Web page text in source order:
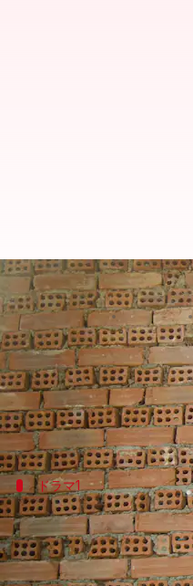
心温まるドラ
著者 クマリ クシ Jul 15, 2024
どんな話なの
「おしん」を愛する
ドラマ1
ひよっこ
ひよっこ」は、高度
の絆が深まり、困難